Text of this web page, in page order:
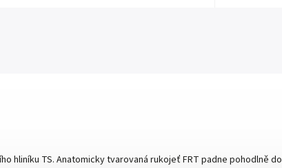
hliníku TS. Anatomicky tvarovaná rukojeť FRT padne pohodlně do